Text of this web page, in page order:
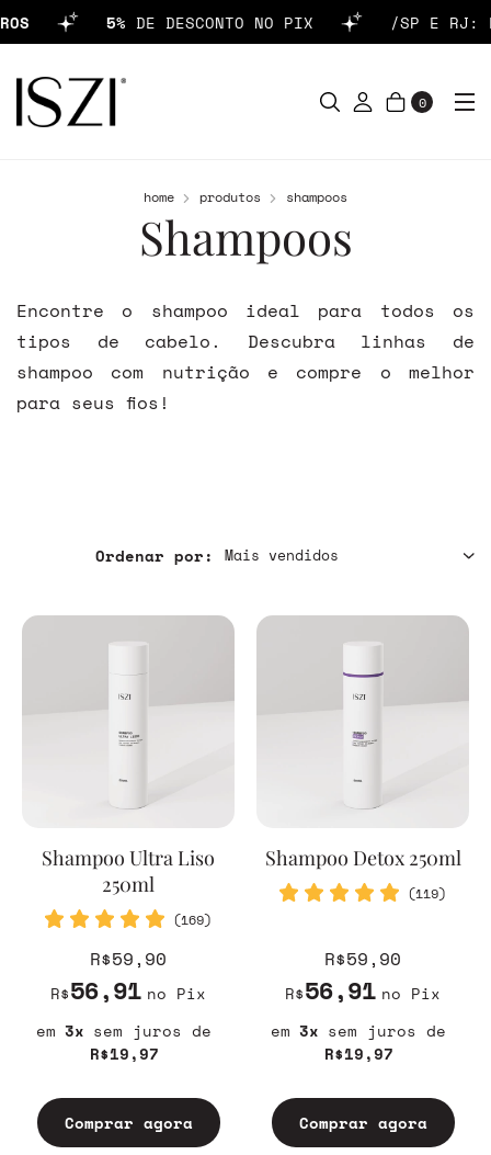
5%DE DESCONTO NO PIX /SP E RJ:
0
home produtos shampoos
Shampoos
Encontre o shampoo ideal para todos os
tipos de cabelo. Descubra linhas de
shampoo com nutrição e compre o melhor
para seus fios!
Ordenar por:
Shampoo Ultra Liso
250ml
(169)
R$59,90
R$56,91 no Pix
3
R$19,97
sem juros
Comprar agora
Shampoo Detox 250ml
(119)
R$59,90
R$56,91 no Pix
3
R$19,97
sem juros
Comprar agora